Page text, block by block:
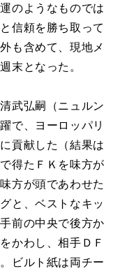
のようなものでは
信頼を勝ち取って
も含めて、現地メ
末となった。
武弘嗣（ニュルン
で、ヨーロッパリ
貢献した（結果は
得たＦＫを味方が
方が頭であわせた
と、ベストなキッ
前の中央で後方か
かわし、相手ＤＦ
ビルト紙は両チー